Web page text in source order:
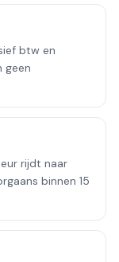
btw en
geen
rijdt naar
binnen 15